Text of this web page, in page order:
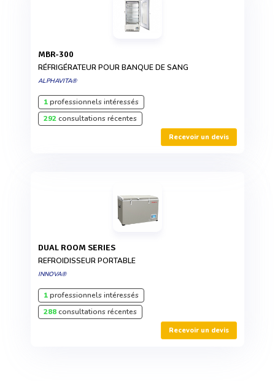
MBR-300
RÉFRIGÉRATEUR POUR BANQUE DE SANG
ALPHAVITA®
1professionnels intéressés
292consultations récentes
Recevoir un devis
DUAL ROOM SERIES
REFROIDISSEUR PORTABLE
INNOVA®
1professionnels intéressés
288consultations récentes
Recevoir un devis